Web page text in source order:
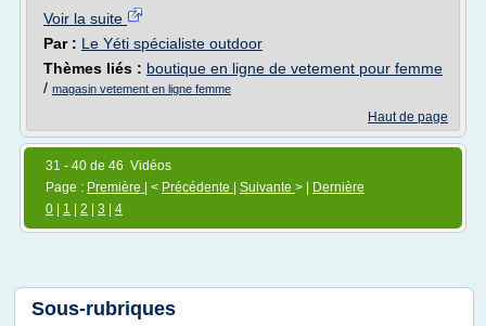
Voir la suite
Par : Le Yéti spécialiste outdoor
Thèmes liés : boutique en ligne de vetement pour femme
/ magasin vetement en ligne femme
Haut de page
31 - 40 de 46 Vidéos
Page : Première | < Précédente Suivante > |
Dernière
0
1 2 3 4
Sous-rubriques